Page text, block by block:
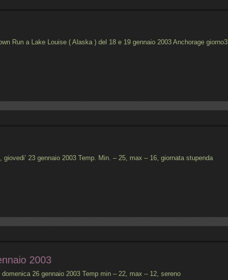
Run a Lake Louise ( Alaska ) del 18 e 19 gennaio 2003 Anchorage giorno3
giovedi’ 23 gennaio 2003 Temp. Min. – 25, max – 16, giornata stupenda
2003
domenica 26 gennaio 2003 Temp min – 22, max – 12, sereno